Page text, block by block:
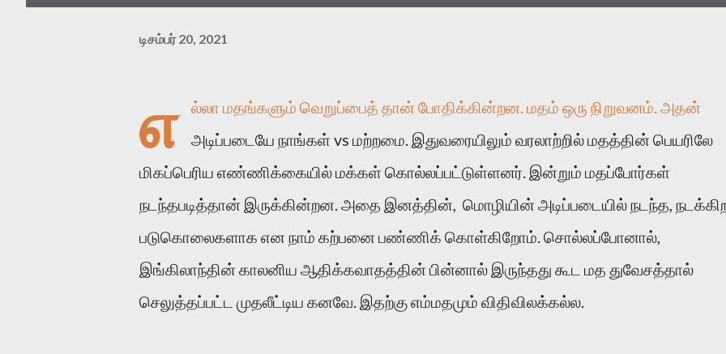
டிசம்பர் 20, 2021
எ
ல்லா மதங்களும் வெறுப்பைத் தான் போதிக்கின்றன. மதம் ஒரு நிறுவனம். அதன்
அடிப்படையே நாங்கள் vs மற்றமை. இதுவரையிலும் வரலாற்றில் மதத்தின் பெயரிலே
மிகப்பெரிய எண்ணிக்கையில் மக்கள் கொல்லப்பட்டுள்ளனர். இன்றும் மதப்போர்கள்
நடந்தபடித்தான் இருக்கின்றன. அதை இனத்தின், மொழியின் அடிப்படையில் நடந்த,
படுகொலைகளாக என நாம் கற்பனை பண்ணிக் கொள்கிறோம். சொல்லப்போனால்,
இங்கிலாந்தின் காலனிய ஆதிக்கவாதத்தின் பின்னால் இருந்தது கூட மத துவேசத்தால்
செலுத்தப்பட்ட முதலீட்டிய கனவே. இதற்கு எம்மதமும் விதிவிலக்கல்ல.